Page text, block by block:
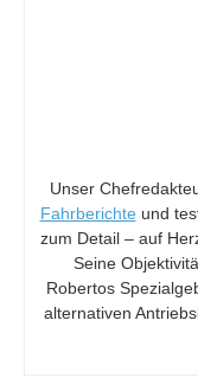
Unser
Fahrberichte und
zum Detail – auf
Seine
Robertos
alternativen